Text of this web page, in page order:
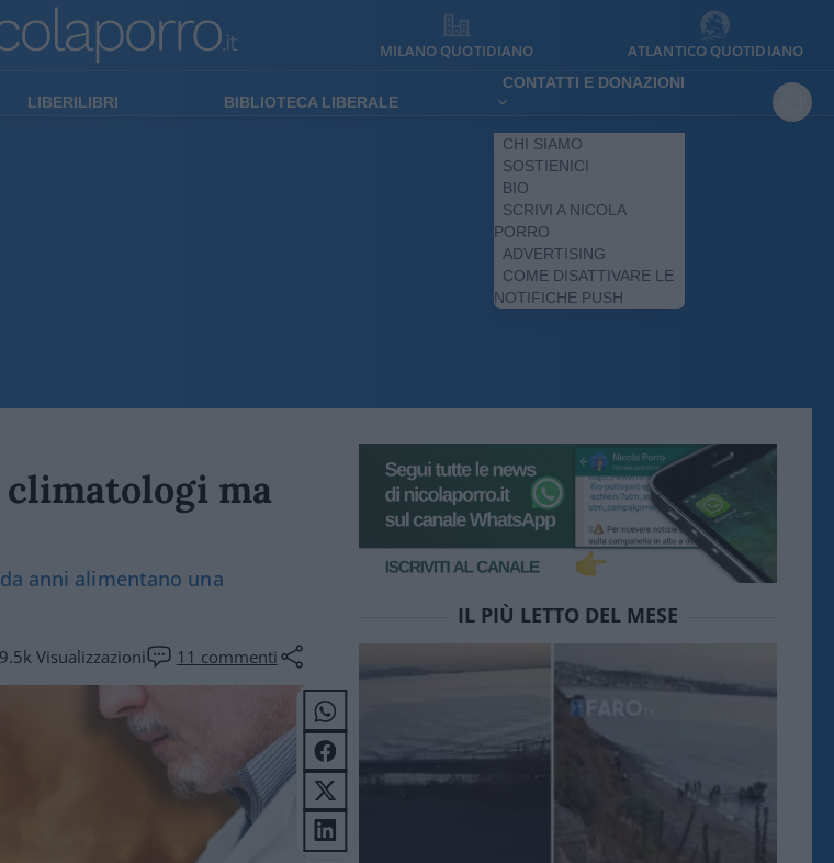
MILANO QUOTIDIANO ATLANTICO QUOTIDIANO
LIBERILIBRI BIBLIOTECA LIBERALE
CONTATTI E DONAZIONI
CHI SIAMO
SOSTIENICI
BIO
SCRIVI A NICOLA
PORRO
ADVERTISING
COME DISATTIVARE LE
NOTIFICHE PUSH
climatologi ma
anni alimentano una
9.5kVisualizzazioni 11 commenti
IL PIÙ LETTO DEL MESE